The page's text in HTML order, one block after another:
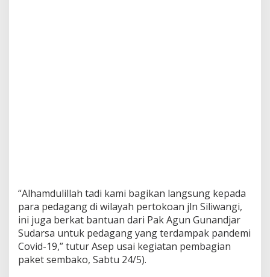
“Alhamdulillah tadi kami bagikan langsung kepada
para pedagang di wilayah pertokoan jln Siliwangi,
ini juga berkat bantuan dari Pak Agun Gunandjar
Sudarsa untuk pedagang yang terdampak pandemi
Covid-19,” tutur Asep usai kegiatan pembagian
paket sembako, Sabtu 24/5).